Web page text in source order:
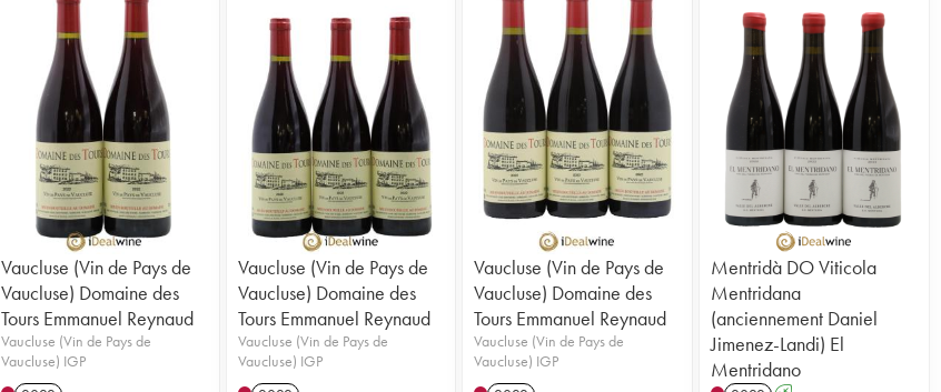
Vaucluse (Vin de Pays de
Vaucluse) Domaine des
Tours Emmanuel Reynaud
Vaucluse (Vin de Pays de
Vaucluse) IGP
Vaucluse (Vin de Pays de
Vaucluse) Domaine des
Tours Emmanuel Reynaud
Vaucluse (Vin de Pays de
Vaucluse) IGP
Vaucluse (Vin de Pays de
Vaucluse) Domaine des
Tours Emmanuel Reynaud
Vaucluse (Vin de Pays de
Vaucluse) IGP
Mentridà DO Viticola
Mentridana
(anciennement Daniel
Jimenez-Landi) El
Mentridano